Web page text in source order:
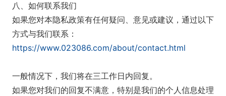
八、如何联系我们
如果您对本隐私政策有任何疑问、意见或建议，通过以下
方式与我们联系：
https://www.023086.com/about/contact.html
一般情况下，我们将在三工作日内回复。
如果您对我们的回复不满意，特别是我们的个人信息处理